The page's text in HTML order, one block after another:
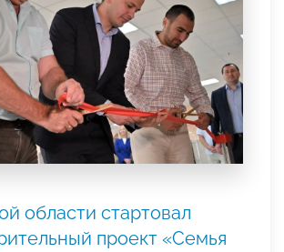
области стартовал
проект «Семья